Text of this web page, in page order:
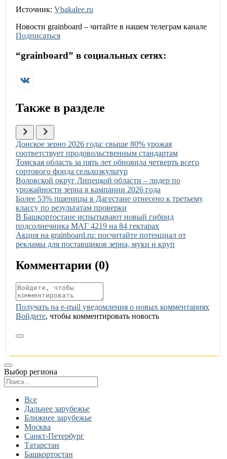
Источник: Vbakalee.ru
Новости grainboard – читайте в нашем телеграм канале
Подписаться
“grainboard” в социальных сетях:
Также в разделе
Иллюстрация новости
Донское зерно 2026 года: свыше 80% урожая
соответствует продовольственным стандартам
Иллюстрация новости
Томская область за пять лет обновила четверть всего
сортового фонда сельхозкультур
Иллюстрация новости
Воловской округ Липецкой области – лидер по
урожайности зерна в кампании 2026 года
Иллюстрация новости
Более 53% пшеницы в Дагестане отнесено к третьему
классу по результатам проверки
Иллюстрация новости
В Башкортостане испытывают новый гибрид
подсолнечника МАГ 4219 на 84 гектарах
Иллюстрация новости
Акция на grainboard.ru: посчитайте потенциал от
рекламы для поставщиков зерна, муки и круп
Комментарии (0)
Получать на e‑mail уведомления о новых комментариях
Войдите, чтобы комментировать новость
Выбор региона
Все
Дальнее зарубежье
Ближнее зарубежье
Москва
Санкт-Петербург
Татарстан
Башкортостан